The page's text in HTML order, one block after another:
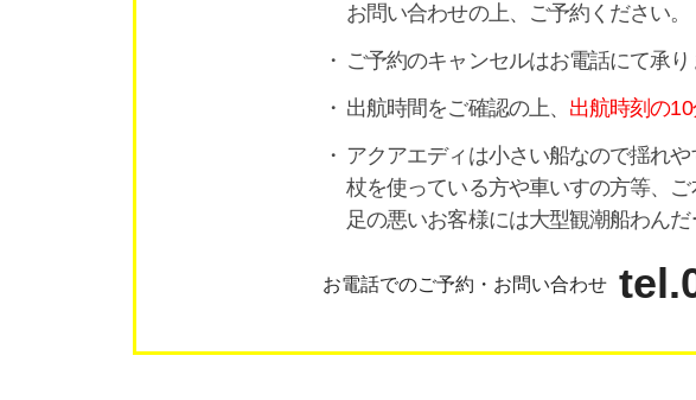
お問い合わせの上、ご予約ください。
ご予約のキャンセルはお電話にて承り
出航時間をご確認の上、 出航時刻の
アクアエディは小さい船なので揺れや
杖を使っている方や車いすの方等、
足の悪いお客様には大型観潮船わんだ
お電話でのご予約・お問い合わせ